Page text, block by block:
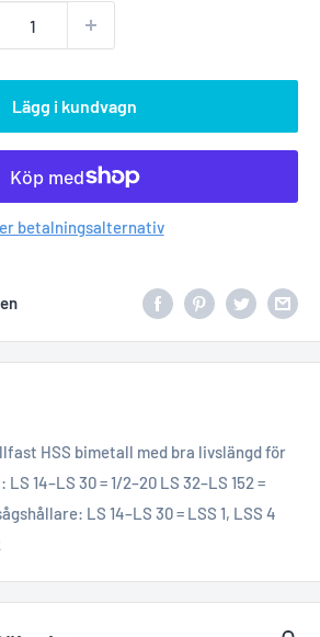
Lägg i kundvagn
betalningsalternativ
HSS bimetall med bra livslängd för
14–LS 30 = 1/2–20 LS 32–LS 152 =
LS 14–LS 30 = LSS 1, LSS 4